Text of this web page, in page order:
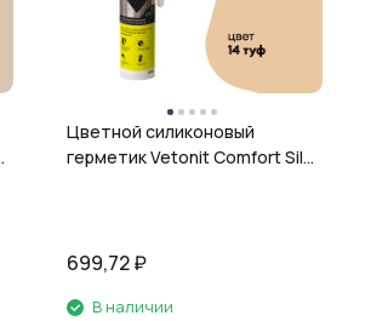
Цветной силиконовый
герметик Vetonit Comfort Sil,
699,72₽
В наличии